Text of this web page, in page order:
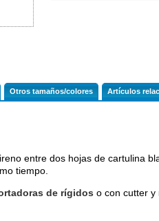
Otros tamaños/colores Artículos
entre dos hojas de cartulina
tiempo.
de rígidos o con cutter y